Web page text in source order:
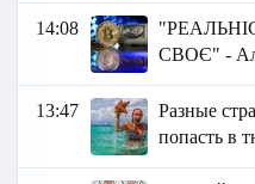
14:08
СВОЄ" -
13:47
Разные
попасть в